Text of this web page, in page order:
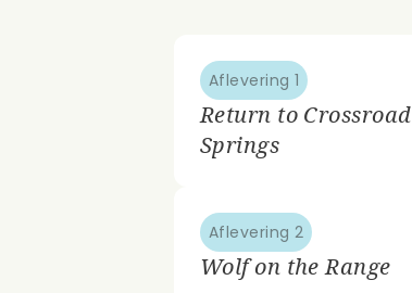
Aflevering 1
Return to Crossroad
Springs
Aflevering 2
Wolf on the Range